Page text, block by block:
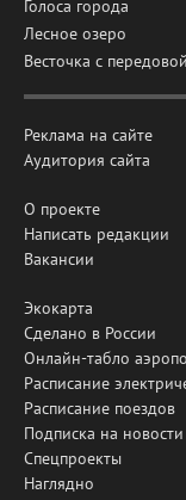
Голоса города
Лесное озеро
Весточка с передовой
Реклама на сайте
Аудитория сайта
О проекте
Написать редакции
Вакансии
Экокарта
Сделано в России
Онлайн-табло
Расписание
Расписание поездов
Подписка на новости
Спецпроекты
Наглядно